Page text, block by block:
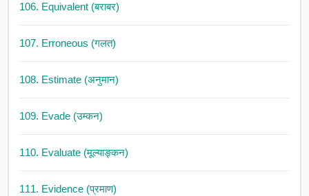
106. Equivalent (बराबर)
107. Erroneous (गलत)
108. Estimate (अनुमान)
109. Evade (उम्कन)
110. Evaluate (मूल्याङ्कन)
111. Evidence (प्रमाण)